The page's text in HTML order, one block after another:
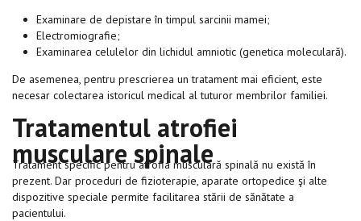
Examinare de depistare în timpul sarcinii mamei;
Electromiografie;
Examinarea celulelor din lichidul amniotic (genetica moleculară).
De asemenea, pentru prescrierea un tratament mai eficient, este
necesar colectarea istoricul medical al tuturor membrilor familiei.
Tratamentul atrofiei
musculare spinale
Tratament specific pentru atrofia musculară spinală nu există în
prezent. Dar proceduri de fizioterapie, aparate ortopedice şi alte
dispozitive speciale permite facilitarea stării de sănătate a
pacientului.